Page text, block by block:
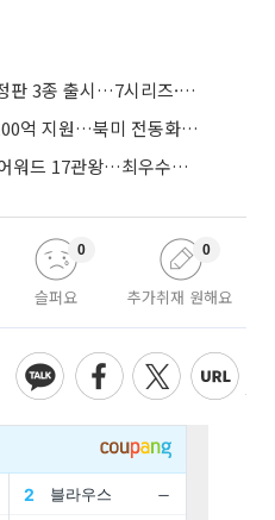
BMW코리아, 8월 온라인 한정판 3종 출시…7시리즈·X7·M340i 투어링
한온시스템, 캐나다 정부서 100억 지원…북미 전동화 시장 가속
현대차·기아, 레드닷 디자인 어워드 17관왕…최우수상 2개 수상
슬퍼요
0
추가취재 원해요
0